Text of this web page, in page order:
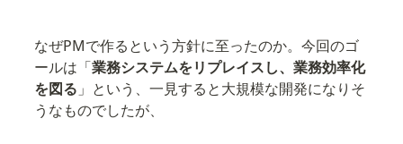
なぜPMで作るという方針に至ったのか。今回のゴ
ールは「業務システムをリプレイスし、業務効率化
を図る 」という、一見すると大規模な開発になりそ
うなものでしたが、